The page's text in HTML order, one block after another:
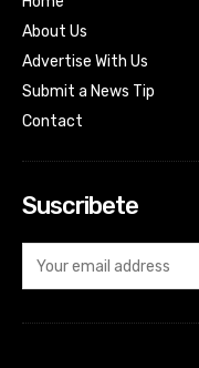
About Us
Advertise With Us
Submit a News Tip
Contact
Suscribete